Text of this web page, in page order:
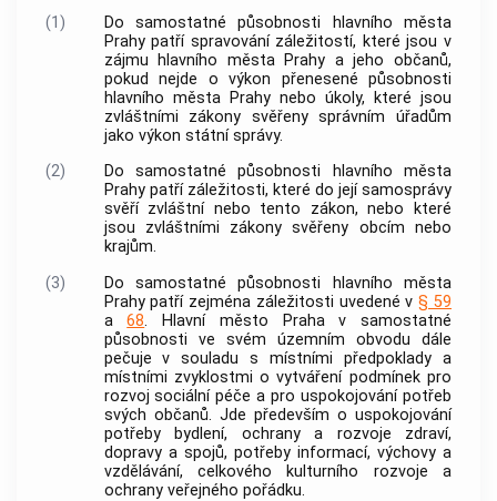
(1) Do samostatné působnosti
hlavního města
Prahypatří spravování záležitostí, které jsou v
zájmu
hlavního města Prahy a jeho občanů,
pokud nejde o výkon přenesené působnosti
hlavního města Prahynebo úkoly, které jsou
zvláštními zákony svěřeny správním úřadům
jako výkon státní správy.
(2)
Do samostatné působnosti
hlavního města
Prahypatří záležitosti, které do její samosprávy
svěří zvláštní nebo tento zákon, nebo které
jsou zvláštními zákony svěřeny obcím nebo
krajům.
(3)
Do samostatné působnosti
hlavního města
Prahypatří zejména záležitosti uvedené v§ 59
a68. Hlavní město Prahav samostatné
působnosti ve svém územním obvodu dále
pečuje v souladu s místními předpoklady a
místními zvyklostmi o vytváření podmínek pro
rozvoj sociální péče a pro uspokojování potřeb
svých občanů. Jde především o uspokojování
potřeby bydlení, ochrany a rozvoje zdraví,
dopravy a spojů, potřeby informací, výchovy a
vzdělávání, celkového kulturního rozvoje a
ochrany veřejného pořádku.